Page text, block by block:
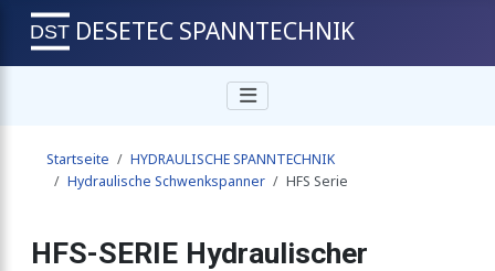
DESETEC SPANNTECHNIK
Startseite
HYDRAULISCHE SPANNTECHNIK
Hydraulische Schwenkspanner
HFS Serie
HFS-SERIE Hydraulischer